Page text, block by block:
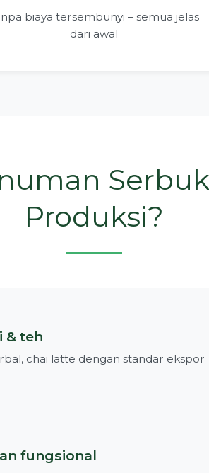
biaya tersembunyi – semua jelas
dari awal
Produksi?
& teh
chai latte dengan standar ekspor
fungsional